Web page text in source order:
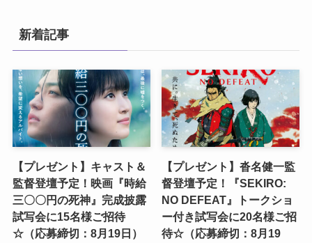
新着記事
【プレゼント】キャスト＆
監督登壇予定！映画『時給
三〇〇円の死神』完成披露
試写会に15名様ご招待
☆（応募締切：8月19日）
【プレゼント】沓名健一監
督登壇予定！『SEKIRO:
NO DEFEAT』トークショ
ー付き試写会に20名様ご招
待☆（応募締切：8月19